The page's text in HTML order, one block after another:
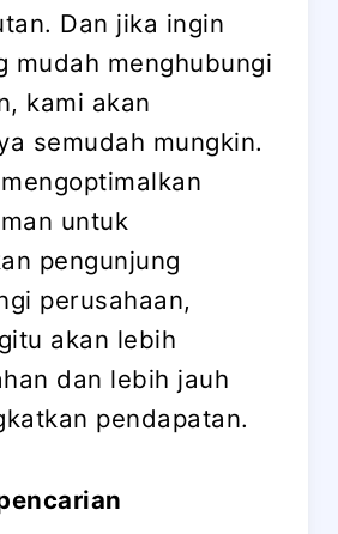
Dan jika ingin
mudah menghubungi
kami akan
semudah mungkin.
untuk
pengunjung
perusahaan,
akan lebih
dan lebih jauh
pendapatan.